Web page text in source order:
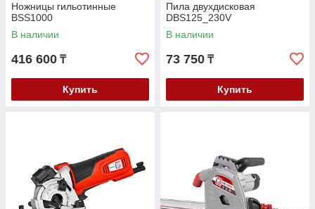
Ножницы гильотинные
BSS1000
В наличии
416 600 ₸
Купить
Пила двухдисковая
DBS125_230V
В наличии
73 750 ₸
Купить